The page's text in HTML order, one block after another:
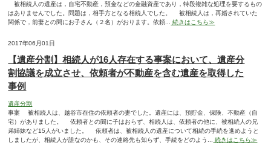
被相続人の遺産は，自宅不動産，預金などの金融資産であり，特段複雑な処理を要するもの
はありませんでした。問題は，相手方となる相続人でした。 被相続人は，再婚されていた
関係で，前妻との間にお子さん（２名）がおります。依頼... 続きはこちら≫
2017年06月01日
【遺産分割】相続人が16人存在する事案において、遺産分
割協議を成立させ、依頼者が不動産を含む遺産を取得した
事例
遺産分割
事案 被相続人は、越谷市在住の依頼者の妻でした。遺産には、預貯金、保険、不動産（自
宅）がありました。 依頼者との間に子はおらず、相続人は、依頼者の他に、被相続人の兄
弟姉妹など15人がいました。 依頼者は、被相続人の遺産について相続の手続を進めようと
しましたが、相続人が誰なのかも、その連絡先も知らず、手続をどのよう... 続きはこちら≫